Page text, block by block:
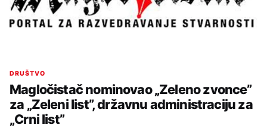
DRUŠTVO
Magločistač nominovao „Zeleno zvonce”
za „Zeleni list”, državnu administraciju za
„Crni list”